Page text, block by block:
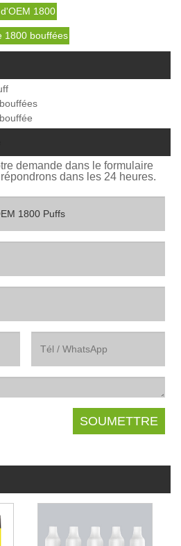
1800
1800 bouffées
demande dans le formulaire
dans les 24 heures.